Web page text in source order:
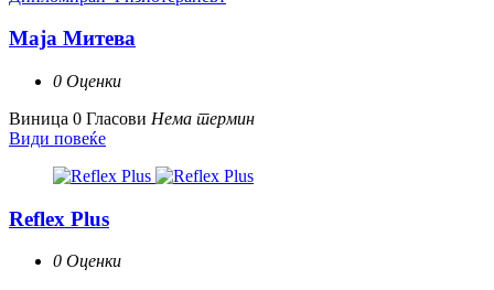
Маја Митева
0 Оценки
Виница 0 Гласови Нема термин
Види повеќе
Reflex Plus
0 Оценки